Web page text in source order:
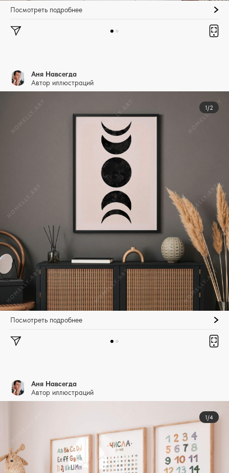
Посмотреть подробнее
Аня Навсегда
Автор иллюстраций
1/2
Посмотреть подробнее
Аня Навсегда
Автор иллюстраций
1/4